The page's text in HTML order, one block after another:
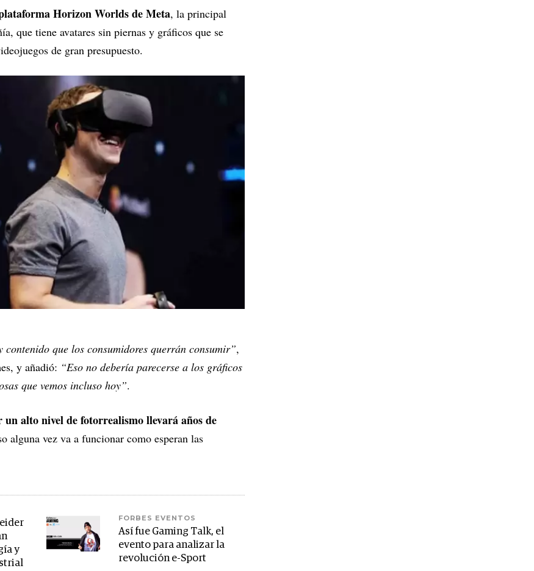
Horizon Worlds de Meta, la principal
que tiene avatares sin piernas y gráficos que se
de gran presupuesto.
contenido que los consumidores querrán consumir”,
y añadió: “Eso no debería parecerse a los gráficos
que vemos incluso hoy”.
un alto nivel de fotorrealismo llevará años de
alguna vez va a funcionar como esperan las
y
FORBES EVENTOS
Así fue Gaming Talk, el
evento para analizar la
revolución e-Sport